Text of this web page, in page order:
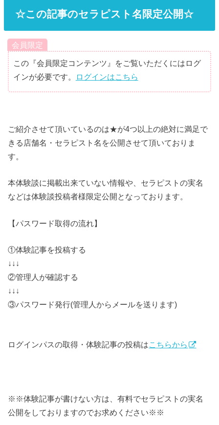
☆この記事のセラピスト名限定公開☆
会員限定
この『会員限定コンテンツ』をご覧いただくにはログ
インが必要です。
ログインはこちら
ご紹介させて頂いているのは★が4つ以上の絶対に満足で
きる店舗名・セラピスト名を公開させて頂いておりま
す。
本体験談に掲載出来ていない情報や、セラピストの実名
などは体験談投稿者様限定公開となっております。
【パスワード取得の流れ】
①体験記事を投稿する
↓↓↓
②管理人が確認する
↓↓↓
③パスワード発行(管理人からメールを送ります)
ログインパスの取得・体験記事の投稿はこちらから
※※体験記事が書けない方は、有料でセラピストの実名
公開をしておりますのでお求めください※※